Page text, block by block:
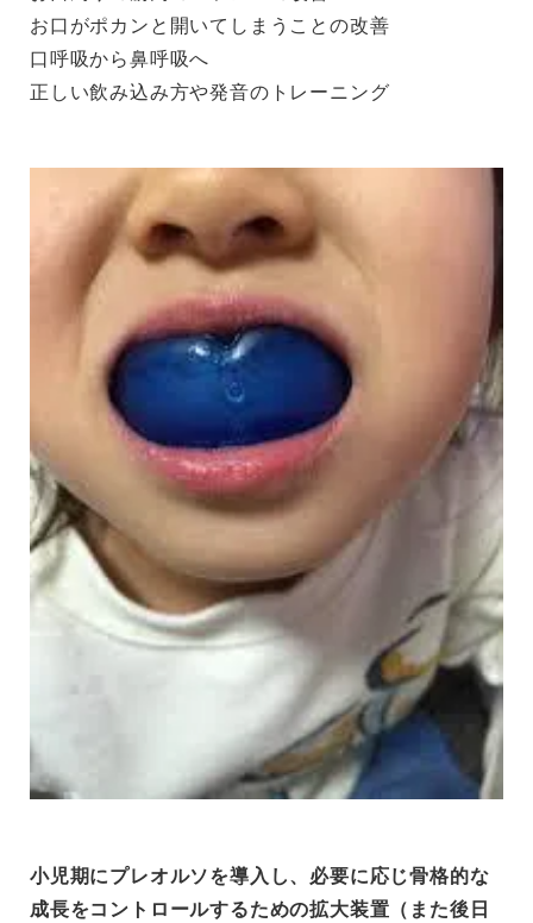
お口がポカンと開いてしまうことの改善
口呼吸から鼻呼吸へ
正しい飲み込み方や発音のトレーニング
小児期にプレオルソを導入し、必要に応じ骨格的な
成長をコントロールするための拡大装置（また後日